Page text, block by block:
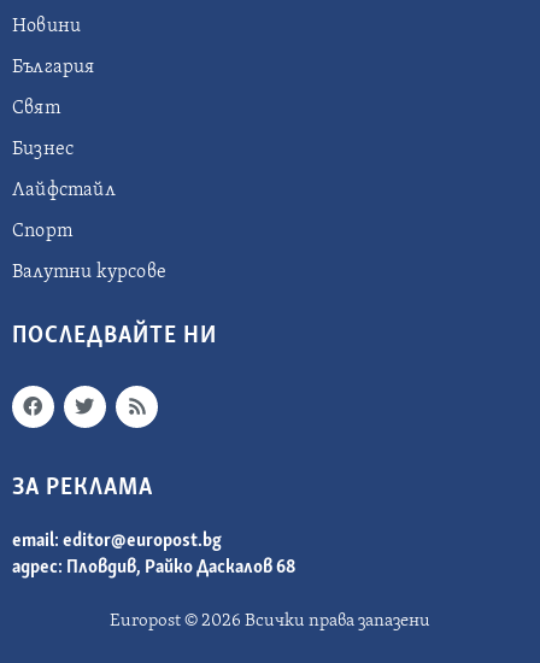
Новини
България
Свят
Бизнес
Лайфстайл
Спорт
Валутни курсове
ПОСЛЕДВАЙТЕ НИ
ЗА РЕКЛАМА
email: editor@europost.bg
адрес: Пловдив, Райко Даскалов 68
Europost © 2026 Всички права запазени